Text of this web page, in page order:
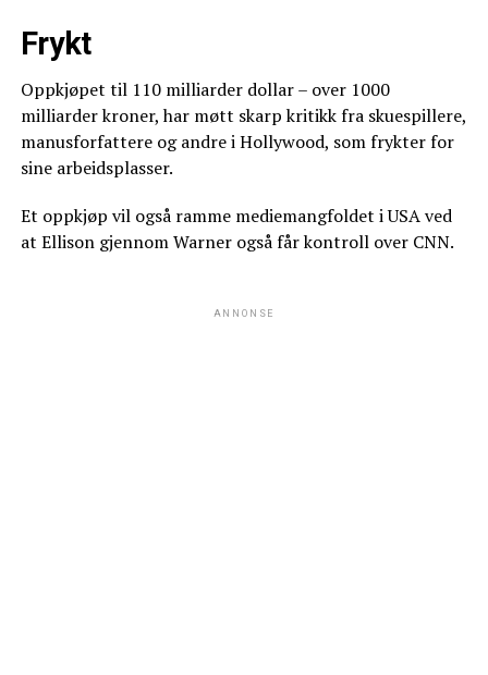
Frykt
Oppkjøpet til 110 milliarder dollar – over 1000
milliarder kroner, har møtt skarp kritikk fra skuespillere,
manusforfattere og andre i Hollywood, som frykter for
sine arbeidsplasser.
Et oppkjøp vil også ramme mediemangfoldet i USA ved
at Ellison gjennom Warner også får kontroll over CNN.
ANNONSE